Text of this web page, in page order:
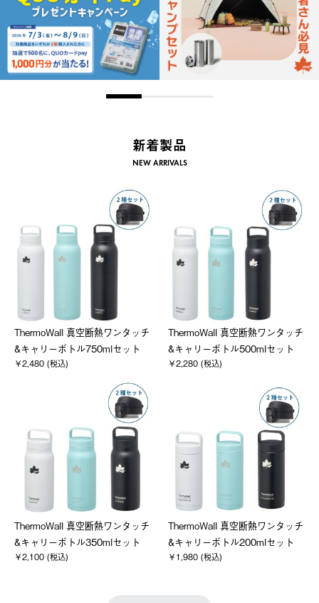
新着製品
NEW ARRIVALS
ThermoWall 真空断熱ワンタッチ
&キャリーボトル750mlセット
￥2,480 (税込)
ThermoWall 真空断熱ワンタッチ
&キャリーボトル500mlセット
￥2,280 (税込)
ThermoWall 真空断熱ワンタッチ
&キャリーボトル350mlセット
￥2,100 (税込)
ThermoWall 真空断熱ワンタッチ
&キャリーボトル200mlセット
￥1,980 (税込)